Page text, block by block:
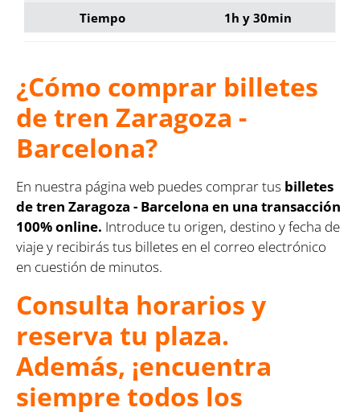
Tiempo
1h y 30min
¿Cómo comprar billetes
de tren Zaragoza -
Barcelona?
En nuestra página web puedes comprar tus billetes
de tren Zaragoza - Barcelona en una transacción
100% online. Introduce tu origen, destino y fecha de
viaje y recibirás tus billetes en el correo electrónico
en cuestión de minutos.
Consulta horarios y
reserva tu plaza.
Además, ¡encuentra
siempre todos los